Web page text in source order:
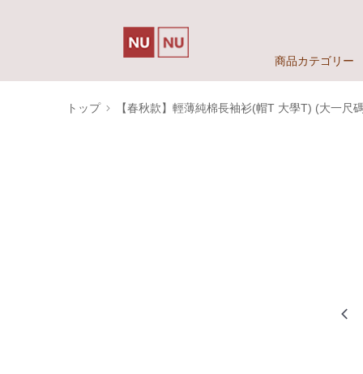
商品カテゴリー
トップ 【春秋款】輕薄純棉長袖衫(帽T 大學T) (大一尺